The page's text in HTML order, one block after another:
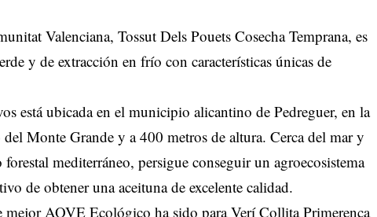
Valenciana, Tossut Dels Pouets Cosecha Temprana, es
y de extracción en frío con características únicas de
está ubicada en el municipio alicantino de Pedreguer, en la
Monte Grande y a 400 metros de altura. Cerca del mar y
mediterráneo, persigue conseguir un agroecosistema
de obtener una aceituna de excelente calidad.
mejor AOVE Ecológico ha sido para Verí Collita Primerenca